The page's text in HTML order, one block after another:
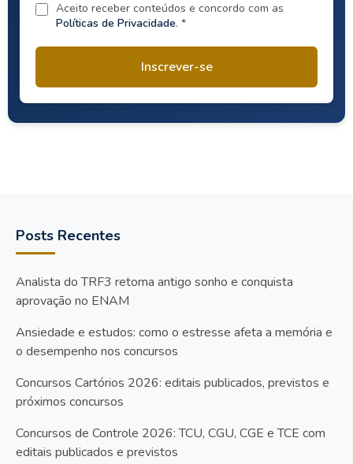
Aceito receber conteúdos e concordo com as
Políticas de Privacidade. *
Inscrever-se
Posts Recentes
Analista do TRF3 retoma antigo sonho e conquista
aprovação no ENAM
Ansiedade e estudos: como o estresse afeta a memória e
o desempenho nos concursos
Concursos Cartórios 2026: editais publicados, previstos e
próximos concursos
Concursos de Controle 2026: TCU, CGU, CGE e TCE com
editais publicados e previstos